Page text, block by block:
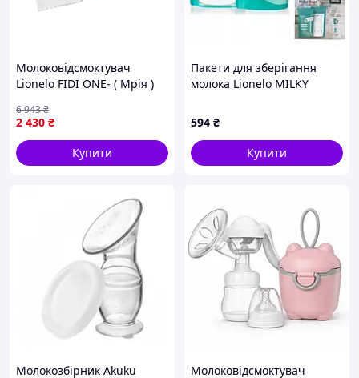
Молоковідсмоктувач
Lionelo FIDI ONE- ( Мрія )
2 430 ₴
6 943₴
Купити
Пакети для зберігання
молока Lionelo MILKY
594 ₴
Купити
Молокозбірник Akuku
Молоковідсмоктувач